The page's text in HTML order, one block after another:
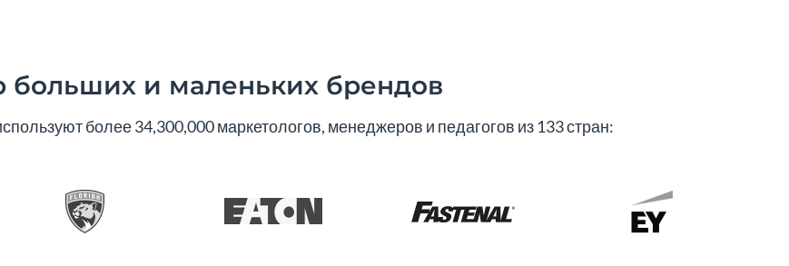
больших и маленьких брендов
более 34,300,000 маркетологов, менеджеров и педагогов из 133 стран: